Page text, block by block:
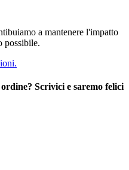
a mantenere l'impatto
possibile.
Scrivici e saremo felici